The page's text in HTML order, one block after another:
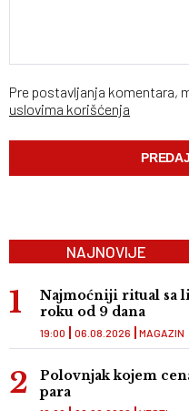
Pre postavljanja komentara,
uslovima korišćenja
NAJNOVIJE
Najmoćniji ritual sa
roku od 9 dana
MAGAZIN
19:00 06.08.2026
Polovnjak kojem
para